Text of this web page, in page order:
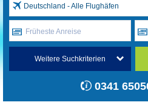
Deutschland - Alle Flughäfen
Früheste Anreise
Weitere Suchkriterien
0341